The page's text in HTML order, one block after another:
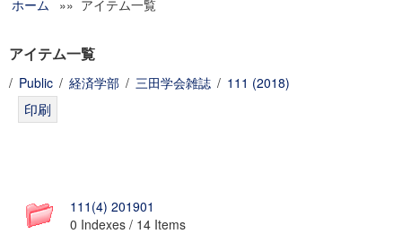
ホーム »» アイテム一覧
アイテム一覧
/ Public / 経済学部 / 三田学会雑誌 / 111 (2018)
111(4) 201901
0 Indexes / 14 Items